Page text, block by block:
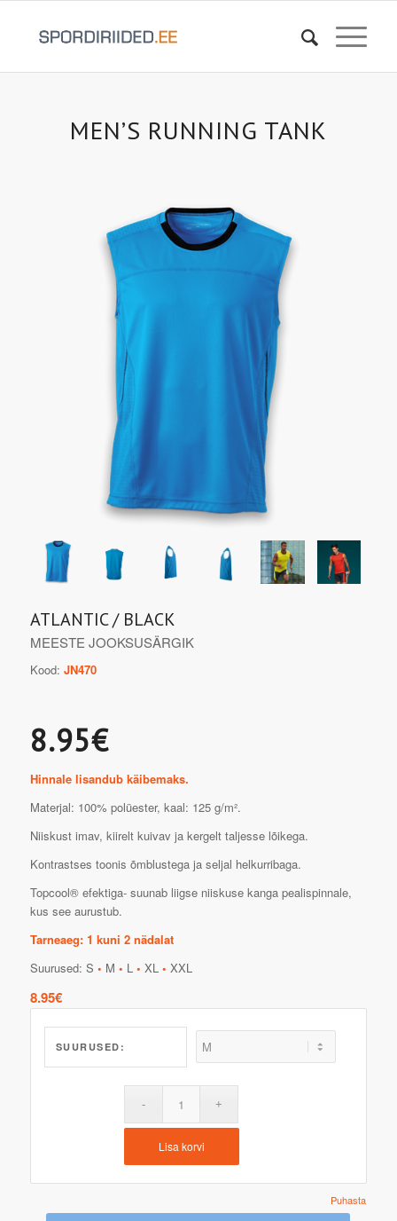
MEN’S RUNNING TANK
ATLANTIC / BLACK
MEESTE JOOKSUSÄRGIK
Kood: JN470
8.95€
Hinnale lisandub käibemaks.
Materjal: 100% polüester, kaal: 125 g/m².
Niiskust imav, kiirelt kuivav ja kergelt taljesse lõikega.
Kontrastses toonis õmblustega ja seljal helkurribaga.
Topcool® efektiga- suunab liigse niiskuse kanga pealispinnale,
kus see aurustub.
Tarneaeg: 1 kuni 2 nädalat
Suurused: S • M • L • XL • XXL
8.95€
SUURUSED:
Puhasta
Lisa korvi